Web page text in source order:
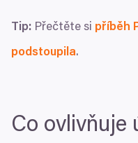
Tip: Přečtěte si příběh
podstoupila.
Co ovlivňuje